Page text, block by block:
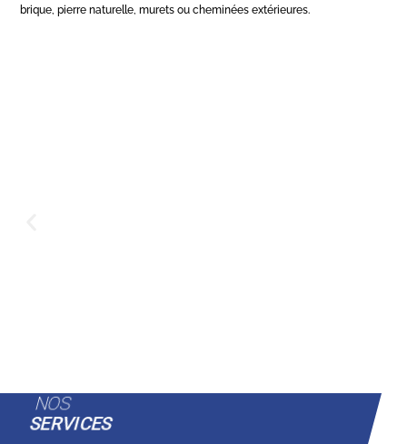
brique, pierre naturelle, murets ou cheminées extérieures.
NOS
SERVICES